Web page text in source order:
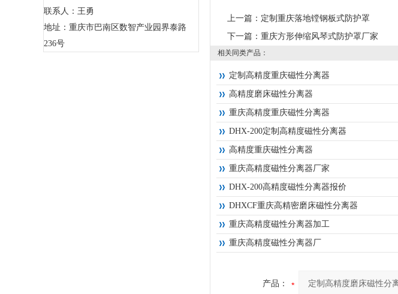
联系人：王勇
地址：重庆市巴南区数智产业园界泰路
236号
上一篇： 定制重庆落地镗钢板式防护罩
下一篇： 重庆方形伸缩风琴式防护罩厂家
相关同类产品：
定制高精度重庆磁性分离器
高精度磨床磁性分离器
重庆高精度重庆磁性分离器
DHX-200定制高精度磁性分离器
高精度重庆磁性分离器
重庆高精度磁性分离器厂家
DHX-200高精度磁性分离器报价
DHXCF重庆高精密磨床磁性分离器
重庆高精度磁性分离器加工
重庆高精度磁性分离器厂
产品：